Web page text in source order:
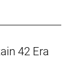
Steifigkeit
42 Era